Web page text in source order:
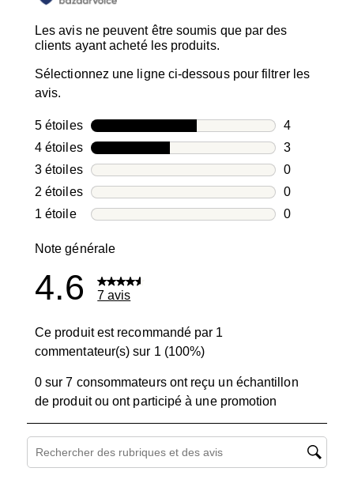
Les avis ne peuvent être soumis que par des
clients ayant acheté les produits.
Sélectionnez une ligne ci-dessous pour filtrer les
avis.
5 étoilesétoiles
4
4 avis avec
4 étoilesétoiles
3
3 avis avec
3 étoilesétoiles
0
0 avis avec
2 étoilesétoiles
0
0 avis avec
1 étoileétoiles
0
Note générale
4.6 7 avis
Ce produit est recommandé par 1
commentateur(s) sur 1 (100%)
0 sur 7 consommateurs ont reçu un échantillon
de produit ou ont participé à une promotion
Zone de recherche de sujet et d'avis